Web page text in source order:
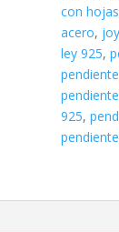
con hojas
acero,
ley 925,
925,